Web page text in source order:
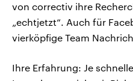
von correctiv ihre
„echtjetzt“. Auch für
vierköpfige Team
Ihre Erfahrung: Je